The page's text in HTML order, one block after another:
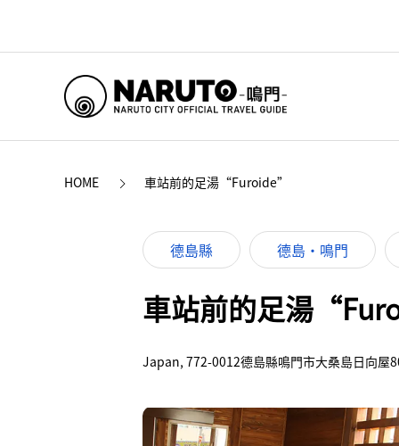
HOME 車站前的足湯“Furoide”
德島縣 德島・鳴門
車站前的足湯
Japan, 772-0012德島縣鳴門市大桑島日向屋